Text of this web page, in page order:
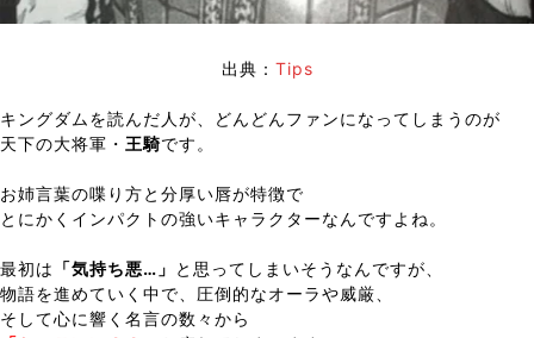
出典： Tips
キングダムを読んだ人が、どんどんファンになってしまうのが
天下の大将軍・ 王騎です。
お姉言葉の喋り方と分厚い唇が特徴で
とにかくインパクトの強いキャラクターなんですよね。
最初は 「気持ち悪…」 と思ってしまいそうなんですが、
物語を進めていく中で、圧倒的なオーラや威厳、
そして心に響く名言の数々から